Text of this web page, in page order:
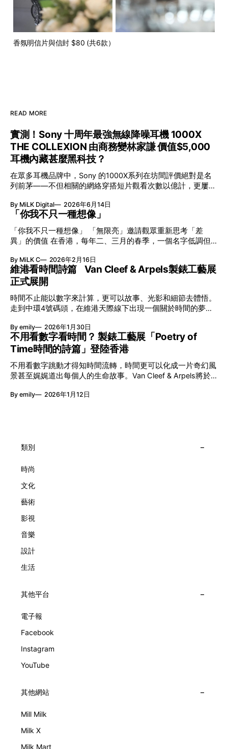
香氛明信片與信封 $80 (共6款）
READ MORE
實測！Sony 十周年最強無線降噪耳機 1000X
THE COLLEXION 由商務變林家謙 價值$5,000
耳機內藏甚麼黑科技？
在眾多耳機品牌中，Sony 的1000X系列在坊間評價絕對是名
列前茅——不但相關的網絡穿搭短片觀看次數以億計，更屢獲
VGP 金獎，也是 Amazon 折扣日的大熱推介。
By MiLK Digital 2026年6月14日
「你我不只一種想像」
「你我不只一種想像」 「無限亮」邀請觀眾重新思考「差
異」的價值 在香港，每年二、三月的春季，一個名字低調但
節與香港賽馬會慈善信託基金聯合呈獻，以共融藝術為核心，
八年來不只是帶來無數來自世界各地的優秀節目，更致力於在
本地建立屬於香港的共融創作生態。今年更首度與本地兩大旗
艦藝團強強聯手打造兩部深具意義的作品《遊延》及《弦上光
影》，展開一場前所未有的藝術對話，擦下多元藝術下的流動
能量，全面開展一場無界限嘅藝術旅程。 第八屆「無限亮」
以「你我不只一種想像」為題，從共融角度重新思索「差異」
的價值。不同能力人士是社會多樣性的一部分。每人皆擁有
「不同」能力與特質，當我們一齊生活、一齊創作、互相啟
發，偏見與界線，也自然被藝術溶化。 「無限亮」2026精彩
節目包括: 2月27日至3月1日：帕拉管弦樂團《無邊狂想曲》/
音樂‧舞蹈 (開幕節目) 2月28日至3月1日：
By MiLK C 2026年2月16日
維港看時間詩篇 Van Cleef & Arpels製錶工藝展
正式展開
時間不止能以數字來計算，更可以故事、光影和細節去體悟。
走到中環4號碼頭，在維港天際線下出現一個關於時間的夢幻
覽。由即日至2月8日期間舉行，世家把一貫低調精緻的製錶語
言搬離傳統店舖，放進公共場域，讓時間不只是腕上的個人物
件，而是一場可以與他人一同經歷的詩意旅程。 在碼頭打開
「時間詩集」 走進展場尤如翻開一本時間詩集，藉由不同主
題呈現時間的無限想像。Van Cleef & Arpels的腕錶從來不是
由單純的機械與數字堆砌，更像是腕上的動人故事。 世家以
精湛的製錶技術與敘事美學為核心，讓每一枚腕錶都超越單純
報時的功能，而是把稍縱即逝的瞬間凝結成可以反覆閱讀的畫
子，以及訴說時間的珠寶。每個主題展區都有精美的佈置回應
By emily 2026年1月30日
不用看數字看時間？ 製錶工藝展「Poetry of
Time時間的詩篇」登陸香港
不用看數字跳動才得知時間流轉，時間更可以化成一片奇幻風
景甚至娓娓道出每個人的生命故事。Van Cleef & Arpels將於1
詩篇」展覽，邀請大家走進由愛情故事、詩意星象、迷人自然
大主題展區，彰顯世家的核心價值。2010年，Van Cleef &
級鐘錶大賞（Grand Prix d'Horlogerie de Genève）中獲獎的
擁而吻。雙逆跳機芯精準驅動這場機械浪漫，讓時間不再是抽
象概念，而是心跳的律動。 故事並未完結，2025年推出的
Lady Arpels Bal des Amoureux
By emily 2026年1月12日
類別
時尚
文化
藝術
影視
音樂
設計
生活
其他平台
電子報
Facebook
Instagram
YouTube
其他網站
Mill Milk
Milk X
Milk Mart